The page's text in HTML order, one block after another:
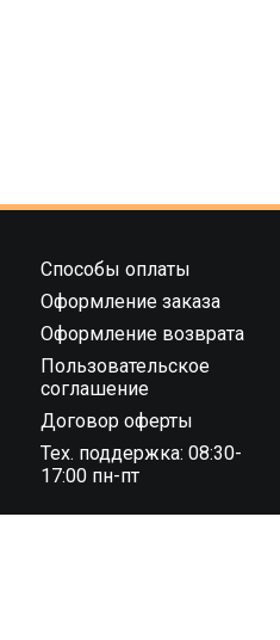
Способы оплаты
Оформление заказа
Оформление возврата
Пользовательское
соглашение
Договор оферты
Тех. поддержка: 08:30-
17:00 пн-пт